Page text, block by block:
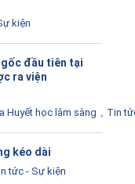
kiện
gốc đầu tiên tại
ra viện
Huyết học lâm sàng , Tin
kéo dài
tức - Sự kiện